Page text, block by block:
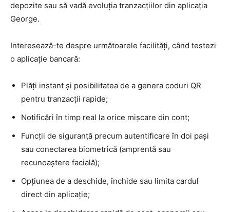
depozite sau să vadă evoluția tranzacțiilor din aplicația
George.
Interesează-te despre următoarele facilități, când testezi
o aplicație bancară:
Plăți instant și posibilitatea de a genera coduri QR
pentru tranzacții rapide;
Notificări în timp real la orice mișcare din cont;
Funcții de siguranță precum autentificare în doi pași
sau conectarea biometrică (amprentă sau
recunoaștere facială);
Opțiunea de a deschide, închide sau limita cardul
direct din aplicație;